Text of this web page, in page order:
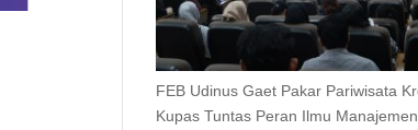
FEB Udinus Gaet Pakar Pariwisata
Kupas Tuntas Peran Ilmu